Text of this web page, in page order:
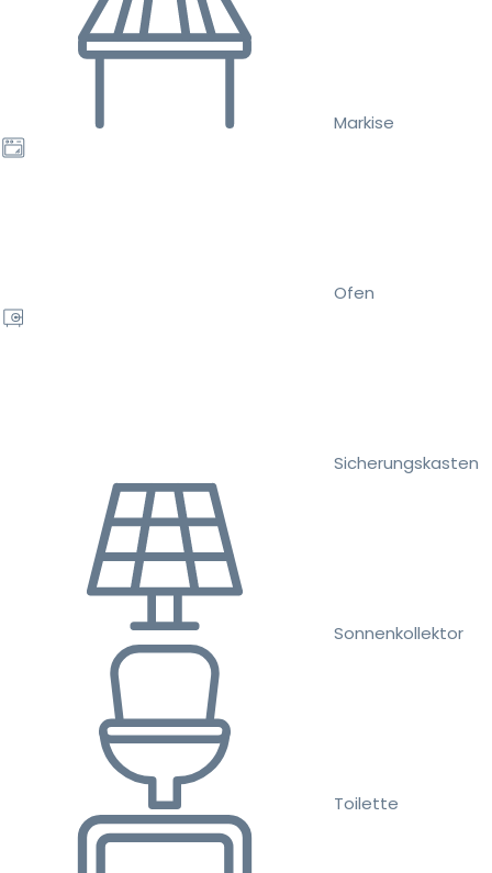
Markise
Ofen
Sicherungskasten
Sonnenkollektor
Toilette